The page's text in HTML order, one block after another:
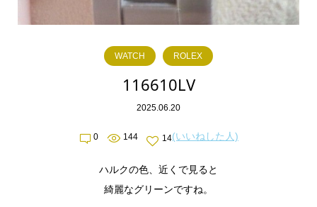
WATCH ROLEX
116610LV
2025.06.20
0 144 14(いいねした人)
ハルクの色、近くで見ると
綺麗なグリーンですね。